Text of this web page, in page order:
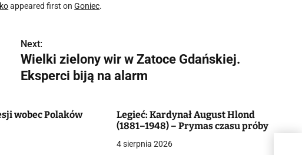
appeared first onGoniec.
Next:
Wielki zielony wir w Zatoce Gdańskiej.
Eksperci biją na alarm
wobec Polaków
Legieć: Kardynał August Hlond
(1881–1948) – Prymas czasu próby
4 sierpnia 2026